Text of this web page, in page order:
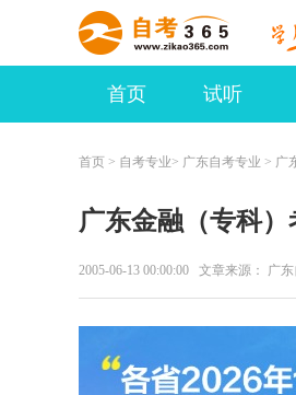
首页 试听
首页 > 自考专业> 广东自考专业 > 广
广东金融（专科）
2005-06-13 00:00:00 文章来源： 广